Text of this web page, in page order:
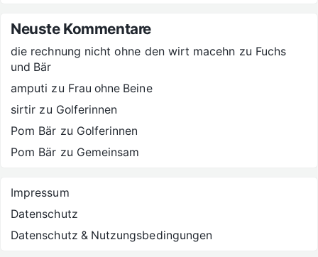
Neuste Kommentare
die rechnung nicht ohne den wirt macehn zu Fuchs
und Bär
amputi zu Frau ohne Beine
sirtir zu Golferinnen
Pom Bär zu Golferinnen
Pom Bär zu Gemeinsam
Impressum
Datenschutz
Datenschutz & Nutzungsbedingungen